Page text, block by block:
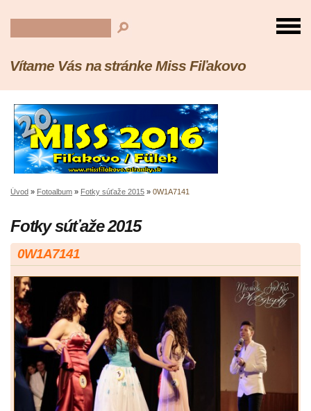
Vítame Vás na stránke Miss Fiľakovo
Úvod » Fotoalbum » Fotky súťaže 2015 » 0W1A7141
Fotky súťaže 2015
0W1A7141